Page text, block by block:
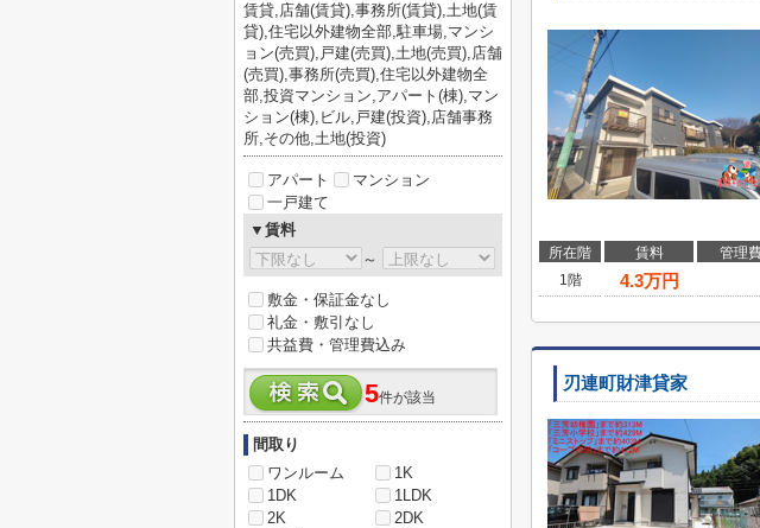
所在階 賃料 管理
1階
4.3万円
刃連町財津貸家
賃貸,店舗(賃貸),事務所(賃貸),土地(賃
貸),住宅以外建物全部,駐車場,マンシ
ョン(売買),戸建(売買),土地(売買),店舗
(売買),事務所(売買),住宅以外建物全
部,投資マンション,アパート(棟),マン
ション(棟),ビル,戸建(投資),店舗事務
所,その他,土地(投資)
アパート
マンション
一戸建て
▼賃料
～
敷金・保証金なし
礼金・敷引なし
共益費・管理費込み
5件が該当
間取り
ワンルーム
1K
1DK
1LDK
2K
2DK